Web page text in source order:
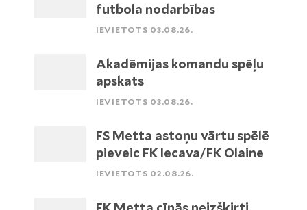
futbola nodarbības
IEVIETOTS 03.08.26.
Akadēmijas komandu spēļu
apskats
IEVIETOTS 03.08.26.
FS Metta astoņu vārtu spēlē
pieveic FK Iecava/FK Olaine
IEVIETOTS 02.08.26.